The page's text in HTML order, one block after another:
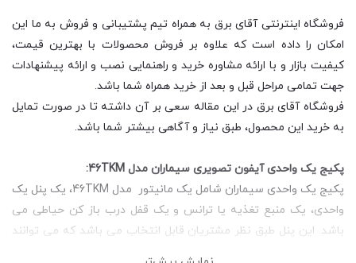
فروشگاه اینترنتی آقای برق به همراه تیم پشتیبانی و فروش به ما این
امکان را داده است که علاوه بر فروش محصولات با بهترین قیمت،
کیفیت بازار و با ارائه مشاوره خرید و راهنمایی نصب و ارائه پیشنهادات
جهت تمامی مراحل قبل و بعد از خرید همراه شما باشد.
فروشگاه آقای برق در این مقاله سعی بر آن داشته تا در صورت تمایل
به خرید این محصول، طبق نیاز و آگاهی بیشتر شما باشد.
پکیج یک واحدی آیفون تصویری سیماران مدل 46TKM:
پکیج یک واحدی سیماران شامل یک مانیتور مدل 46TKM، یک پنل یک
واحدی، یک منبع تغذیه یا ترانس و یک قفل درب باز کن حیاطی می
باشد. این پنل طبق نظر مشتریان قابل انتخاب می باشد که می توانند